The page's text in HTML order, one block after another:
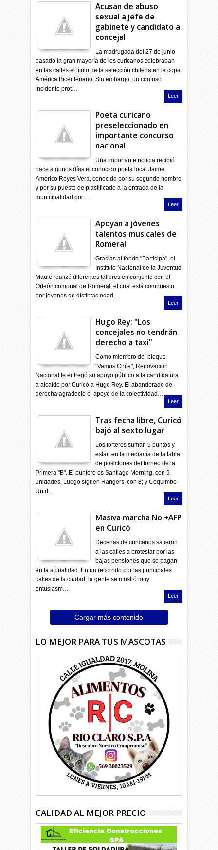
Acusan de abuso
sexual a jefe de
gabinete y candidato a
concejal
La madrugada del 27 de junio
pasado la gran mayoría de los curicanos celebraban
en las calles el título de la selección chilena en la copa
América Bicentenario. Sin embargo, un confuso
incidente prot…
Leer
Poeta curicano
preseleccionado en
importante concurso
nacional
Una importante noticia recibió
hace algunos días el conocido poeta local Jaime
Américo Reyes Vera, conocido por su segundo nombre
y por su puesto de plastificado a la entrada de la
municipalidad por …
Leer
Apoyan a jóvenes
talentos musicales de
Romeral
Gracias al fondo "Participa", el
Instituto Nacional de la Juventud
Maule realizó diferentes talleres en conjunto con el
Orfeón comunal de Romeral, el cual está compuesto
por jóvenes de distintas edad…
Leer
Hugo Rey: "Los
concejales no tendrán
derecho a taxi"
Como miembro del bloque
"Vamos Chile", Renovación
Nacional le entregó su apoyo público a la candidatura
a alcalde por Curicó a Hugo Rey. El abanderado de
derecha agradeció el apoyo de la colectividad…
Leer
Tras fecha libre, Curicó
bajó al sexto lugar
Los torteros suman 5 puntos y
están en la medianía de la tabla
de posiciones del torneo de la
Primera "B". El puntero es Santiago Morning, con 9
unidades. Luego siguen Rangers, con 8; y Coquimbo
Unid…
Leer
Masiva marcha No +AFP
en Curicó
Decenas de curicanos salieron
a las calles a protestar por las
bajas pensiones que se pagan
en la actualidad. En un recorrido por las principales
calles de la ciudad, la gente se mostró muy
entusiasm…
Leer
Cargar más contenido
LO MEJOR PARA TUS MASCOTAS
CALIDAD AL MEJOR PRECIO